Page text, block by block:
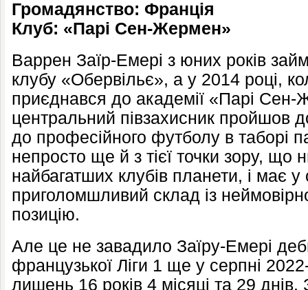
Громадянство: Франція
Клуб: «Парі Сен-Жермен»
Варрен Заїр-Емері з юних років
клубу «Обервільє», а у 2014 році,
приєднався до академії «Парі Сен-
центральний півзахисник пройшов
до професійного футболу в таборі
непросто ще й з тієї точки зору, що
найбагатших клубів планети, і має
приголомшливий склад із
позицію.
Але це не завадило Заїру-Емері
французької Ліги 1 ще у серпні
лишень 16 років 4 місяці та 29